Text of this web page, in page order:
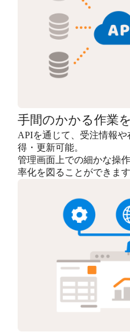
手間のかかる作業
APIを通じて、受注情報
得・更新可能。
管理画面上での細かな操
率化を図ることができます